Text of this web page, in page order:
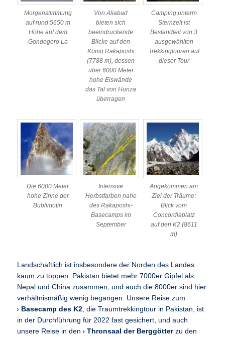
Morgenstimmung
auf rund 5650 m
Höhe auf dem
Gondogoro La
Von Aliabad
bieten sich
beeindruckende
Blicke auf den
König Rakaposhi
(7788 m), dessen
über 6000 Meter
hohe Eiswände
das Tal von Hunza
überragen
Camping unterm
Sternzelt ist
Bestandteil von 3
ausgewählten
Trekkingtouren auf
dieser Tour
Die 6000 Meter
hohe Zinne der
Bublimotin
Intensive
Herbstfarben nahe
des Rakaposhi-
Basecamps im
September
Angekommen am
Ziel der Träume:
Blick vom
Concordiaplatz
auf den K2 (8611
m)
Landschaftlich ist insbesondere der Norden des Landes
kaum zu toppen: Pakistan bietet mehr 7000er Gipfel als
Nepal und China zusammen, und auch die 8000er sind hier
verhältnismäßig wenig begangen. Unsere Reise zum
Basecamp des K2, die Traumtrekkingtour in Pakistan, ist
in der Durchführung für 2022 fast gesichert, und auch
unsere Reise in den Thronsaal der Berggötterzu den